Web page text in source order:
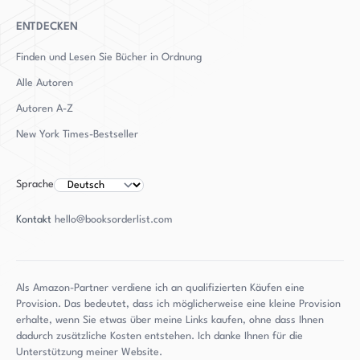
ENTDECKEN
Finden und Lesen Sie Bücher in Ordnung
Alle Autoren
Autoren A-Z
New York Times-Bestseller
Sprache
Kontakt hello@booksorderlist.com
Als Amazon-Partner verdiene ich an qualifizierten Käufen eine
Provision. Das bedeutet, dass ich möglicherweise eine kleine Provision
erhalte, wenn Sie etwas über meine Links kaufen, ohne dass Ihnen
dadurch zusätzliche Kosten entstehen. Ich danke Ihnen für die
Unterstützung meiner Website.